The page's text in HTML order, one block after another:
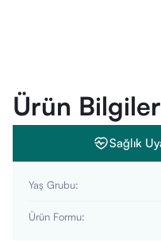
Ürün
Sağlık
Yaş Grubu:
Ürün Formu: